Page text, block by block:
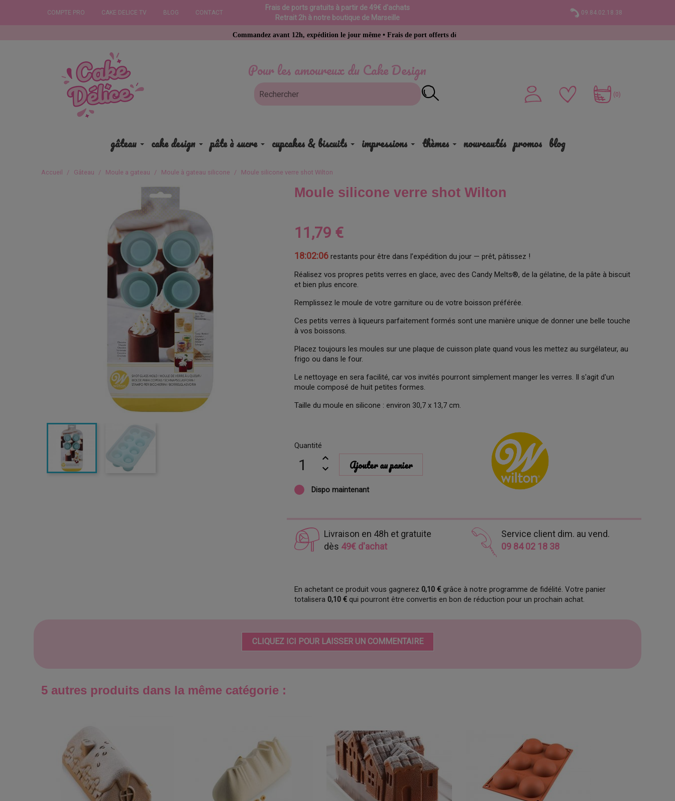
COMPTE PRO CAKE DELICE TV BLOG CONTACT
Frais de ports gratuits à partir de 49€ d'achats
Retrait 2h à notre boutique de Marseille
09.84.02.18.38
Pour les amoureux du Cake Design
Commandez avant 12h, expédition le jour même • Frais de port offerts dès 49 € d’achat
(0)
gâteau cake design pâte à sucre cupcakes & biscuits impressions thèmes nouveautés promos blog
Accueil Gâteau Moule a gateau Moule à gateau silicone Moule silicone verre shot Wilton
Moule silicone verre shot Wilton
11,79 €
18:02:05 restants pour être dans l’expédition du jour — prêt, pâtissez !
Réalisez vos propres petits verres en glace, avec des Candy Melts®, de la gélatine, de la pâte à biscuit
et bien plus encore.
Remplissez le moule de votre garniture ou de votre boisson préférée.
Ces petits verres à liqueurs parfaitement formés sont une manière unique de donner une belle touche
à vos boissons.
Placez toujours les moules sur une plaque de cuisson plate quand vous les mettez au surgélateur, au
frigo ou dans le four.
Le nettoyage en sera facilité, car vos invités pourront simplement manger les verres. Il s'agit d'un
moule composé de huit petites formes.
Taille du moule en silicone : environ 30,7 x 13,7 cm.
Quantité
Ajouter au panier
Dispo maintenant
Livraison en 48h et gratuite
dès 49€ d'achat
Service client dim. au vend.
09 84 02 18 38
En achetant ce produit vous gagnerez0,10 € grâce à notre programme de fidélité. Votre panier
totalisera0,10 € qui pourront être convertis en bon de réduction pour un prochain achat.
CLIQUEZ ICI POUR LAISSER UN COMMENTAIRE
5 autres produits dans la même catégorie :